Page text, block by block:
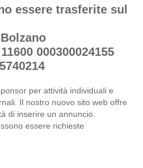
essere trasferite sul
000300024155
per attività individuali e
Il nostro nuovo sito web offre
di inserire un annuncio.
essere richieste